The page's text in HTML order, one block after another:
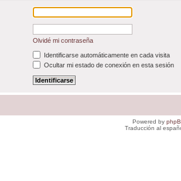
Olvidé mi contraseña
Identificarse automáticamente en cada visita
Ocultar mi estado de conexión en esta sesión
Powered by
Traducción al